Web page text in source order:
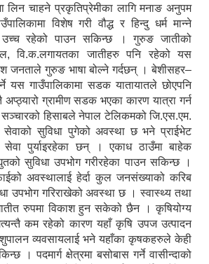
लिन चाहने प्रकृतिप्रेमीका लागि मनाङ अनुपम
विशेष गरी वौद्ध र हिन्दु धर्म मान्ने
उच्च रहेको पाउन सकिन्छ । गुरुङ जातीको
वि.क.लगायतका जातीहरु पनि रहेको यस
जनताले गुरुङ भाषा बोल्ने गर्दछन् । बेशीसहर–
यस गाउँपालिकामा सडक यातायातले छोएपनि
ग्रामीण सडक भएका कारण यात्रा गर्न
हिसाबले नेपाल टेलिकमको जि.एस.एम.
सेवाको सुविधा पुगेको अवस्था छ भने प्राईभेट
पुर्याइरहेका छन् । एकाध ठाउँमा बाहेक
सुविधा उपभोग गरीरहेका पाउन सकिन्छ ।
अवस्थालाई हेर्दा कुल जनसंख्याको करिब
उपभोग गरिराखेको अवस्था छ । स्वास्थ्य तथा
रुपमा विकाश हुन सकेको छैन । कृषियोग्य
कम रहेको कारण यहाँ कृषि उपज उत्पादन
व्यवसायलाई भने यहाँका कृषकहरुले केही
। पदमार्ग क्षेत्रमा बसोबास गर्ने वासीन्दाको